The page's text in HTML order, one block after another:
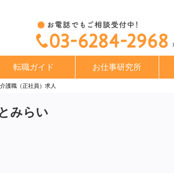
転職ガイド お仕事研究所
護職（正社員）求人
みらい